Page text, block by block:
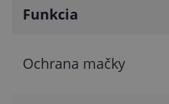
Funkcia
Ochrana mačky